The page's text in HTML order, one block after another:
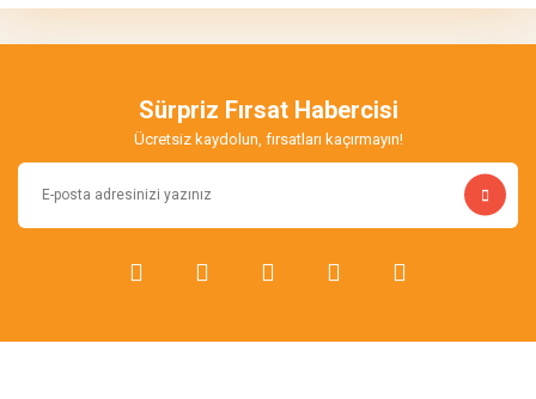
Yorum Yaz
Ürün bilgilerinde hatalar bulunuyor.
Ürün fiyatı diğer sitelerden daha pahalı.
Bu ürüne benzer farklı alternatifler olmalı.
Sürpriz Fırsat Habercisi
Ücretsiz kaydolun, fırsatları kaçırmayın!